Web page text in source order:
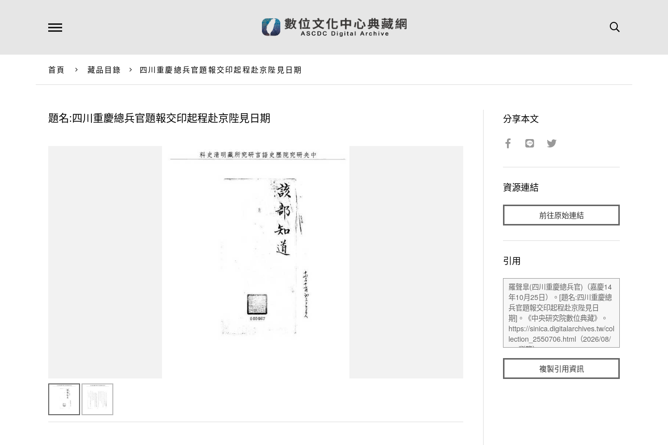
首頁 藏品目錄 四川重慶總兵官題報交印起程赴京陛見日期
題名:四川重慶總兵官題報交印起程赴京陛見日期 分享本文
資源連結
前往原始連結
引用
複製引用資訊